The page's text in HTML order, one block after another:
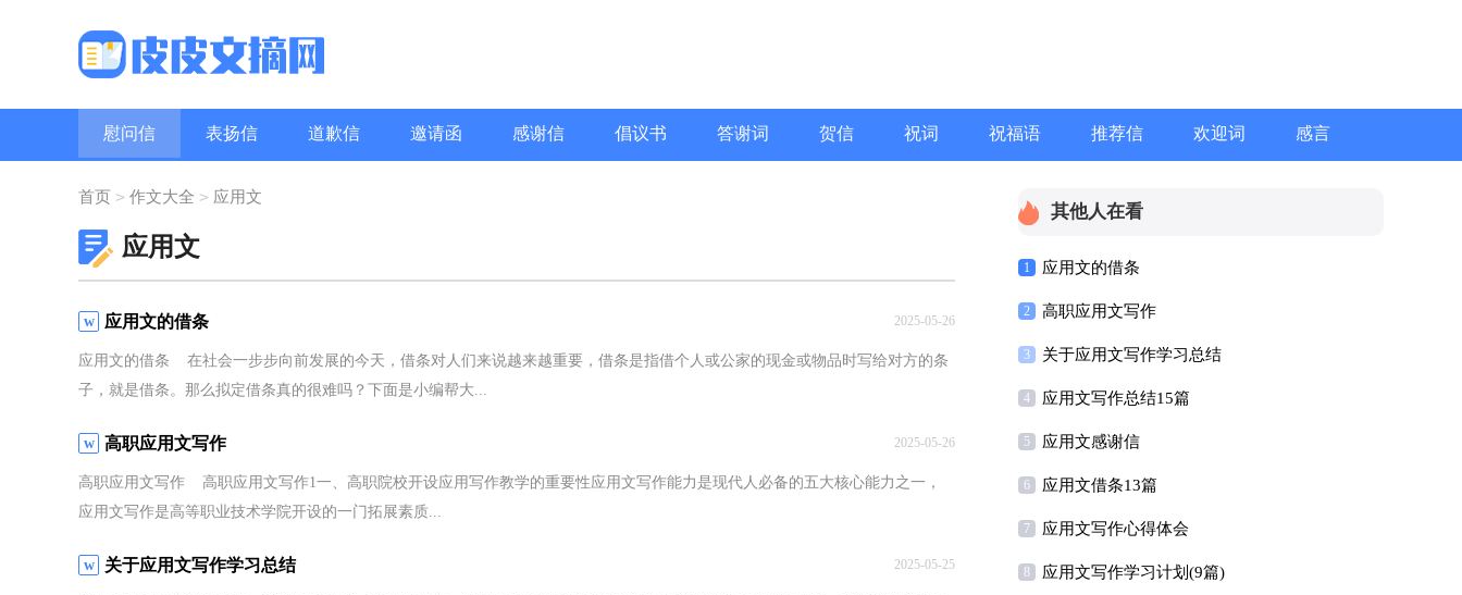
慰问信 表扬信 道歉信 邀请函 感谢信 倡议书 答谢词 贺信 祝词 祝福语 推荐信 欢迎词 感言
首页 > 作文大全 > 应用文
应用文
应用文的借条
应用文的借条 在社会一步步向前发展的今天，借条对人们来说越来越重要，借条是指借个人或公家的现金或物品时写给对方的条
子，就是借条。那么拟定借条真的很难吗？下面是小编帮大...
2025-05-26
高职应用文写作
高职应用文写作 高职应用文写作1一、高职院校开设应用写作教学的重要性应用文写作能力是现代人必备的五大核心能力之一，
应用文写作是高等职业技术学院开设的一门拓展素质...
2025-05-26
关于应用文写作学习总结 2025-05-25
其他人在看
1 应用文的借条
2 高职应用文写作
3 关于应用文写作学习总结
4 应用文写作总结15篇
5 应用文感谢信
6 应用文借条13篇
7 应用文写作心得体会
8 应用文写作学习计划(9篇)